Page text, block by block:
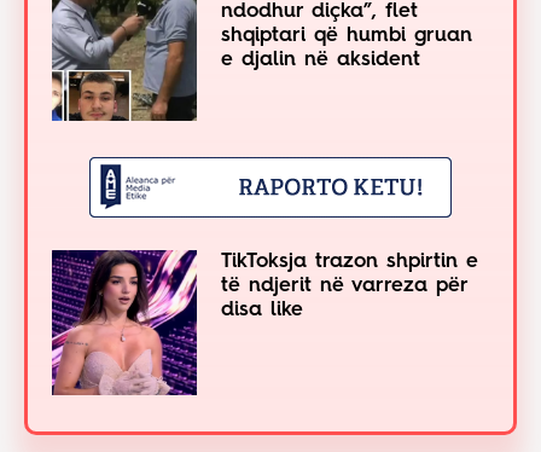
ndodhur diçka”, flet
shqiptari që humbi gruan
e djalin në aksident
TikToksja trazon shpirtin e
të ndjerit në varreza për
disa like